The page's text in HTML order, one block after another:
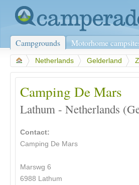
Campgrounds Motorhome
Netherlands Gelderland
Camping De Mars
Lathum - Netherlands
Contact:
Camping De Mars
Marswg 6
6988 Lathum